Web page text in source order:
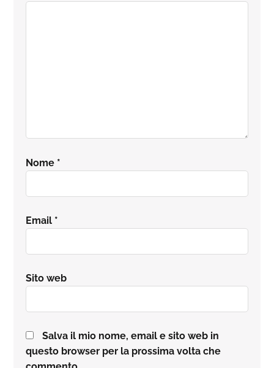
Nome *
Email *
Sito web
Salva il mio nome, email e sito web in
questo browser per la prossima volta che